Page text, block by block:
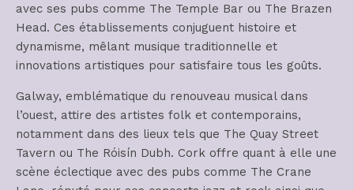
avec ses pubs comme The Temple Bar ou The Brazen
Head. Ces établissements conjuguent histoire et
dynamisme, mêlant musique traditionnelle et
innovations artistiques pour satisfaire tous les goûts.
Galway, emblématique du renouveau musical dans
l’ouest, attire des artistes folk et contemporains,
notamment dans des lieux tels que The Quay Street
Tavern ou The Róisín Dubh. Cork offre quant à elle une
scène éclectique avec des pubs comme The Crane